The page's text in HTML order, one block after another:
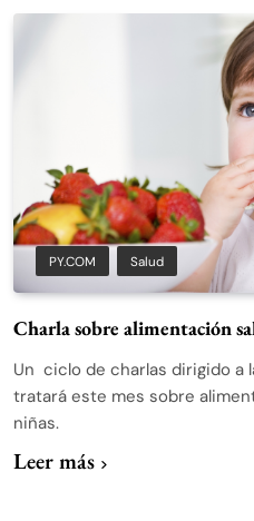
PY.COM Salud
Charla sobre alimentación
Un ciclo de charlas dirigido a
tratará este mes sobre
niñas.
Leer más